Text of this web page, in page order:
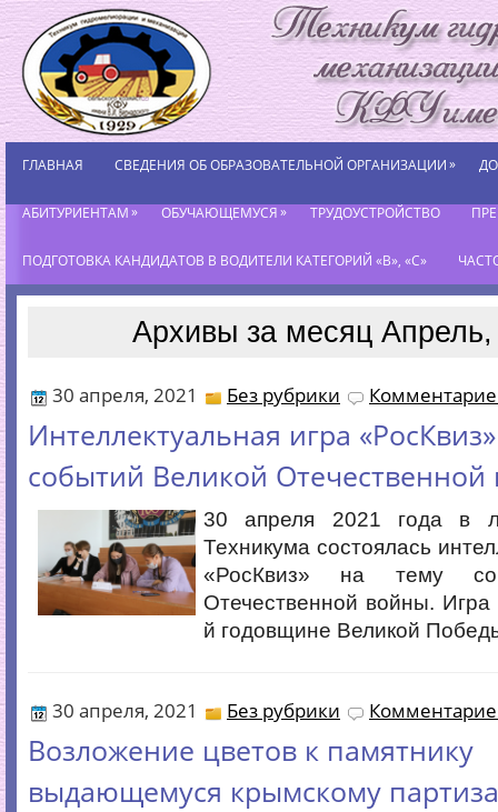
ГЛАВНАЯ СВЕДЕНИЯ ОБ ОБРАЗОВАТЕЛЬНОЙ ОРГАНИЗАЦИИ»
АБИТУРИЕНТАМ» ОБУЧАЮЩЕМУСЯ» ТРУДОУСТРОЙСТВО
ПОДГОТОВКА КАНДИДАТОВ В ВОДИТЕЛИ КАТЕГОРИЙ «В», «С»
Архивы за месяц
30 апреля, 2021 Без рубрики
Интеллектуальная игра
событий Великой
30 апреля 2021 года в
Техникума состоялась
«РосКвиз» на тему
Отечественной войны. Игра
й годовщине Великой
30 апреля, 2021 Без рубрики
Возложение цветов к памятнику
выдающемуся крымскому